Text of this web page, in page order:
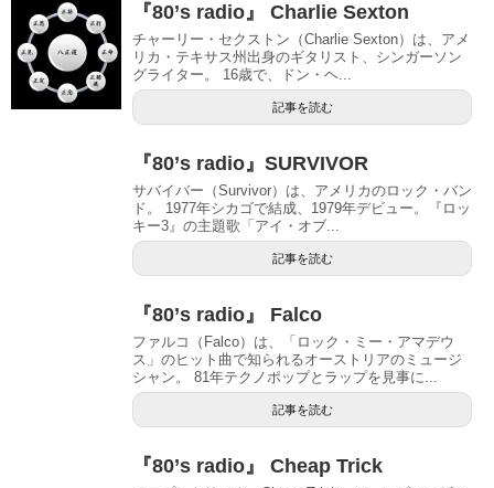
『80’s radio』 Charlie Sexton
チャーリー・セクストン（Charlie Sexton）は、アメ
リカ・テキサス州出身のギタリスト、シンガーソン
グライター。 16歳で、ドン・ヘ...
記事を読む
『80’s radio』SURVIVOR
サバイバー（Survivor）は、アメリカのロック・バン
ド。 1977年シカゴで結成、1979年デビュー。『ロッ
キー3』の主題歌「アイ・オブ...
記事を読む
『80’s radio』 Falco
ファルコ（Falco）は、「ロック・ミー・アマデウ
ス」のヒット曲で知られるオーストリアのミュージ
シャン。 81年テクノポップとラップを見事に...
記事を読む
『80’s radio』 Cheap Trick